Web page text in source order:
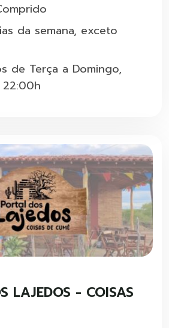
da semana, exceto
de Terça a Domingo,
22:00h
LAJEDOS - COISAS